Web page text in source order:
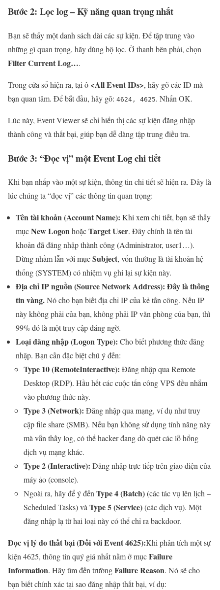
Bước 2: Lọc log – Kỹ năng quan trọng nhất
Bạn sẽ thấy một danh sách dài các sự kiện. Để tập trung vào
những gì quan trọng, hãy dùng bộ lọc. Ở thanh bên phải, chọn
Filter Current Log….
Trong cửa sổ hiện ra, tại ô <All Event IDs>, hãy gõ các ID mà
bạn quan tâm. Để bắt đầu, hãy gõ: 4624, 4625. Nhấn OK.
Lúc này, Event Viewer sẽ chỉ hiển thị các sự kiện đăng nhập
thành công và thất bại, giúp bạn dễ dàng tập trung điều tra.
Bước 3: “Đọc vị” một Event Log chi tiết
Khi bạn nhấp vào một sự kiện, thông tin chi tiết sẽ hiện ra. Đây là
lúc chúng ta “đọc vị” các thông tin quan trọng:
Tên tài khoản (Account Name): Khi xem chi tiết, bạn sẽ thấy
mụcNew LogonhoặcTarget User. Đây chính là tên tài
khoản đã đăng nhập thành công (Administrator, user1…).
Đừng nhầm lẫn với mụcSubject, vốn thường là tài khoản hệ
thống (SYSTEM) có nhiệm vụ ghi lại sự kiện này.
Địa chỉ IP nguồn (Source Network Address): Đây là thông
tin vàng.Nó cho bạn biết địa chỉ IP của kẻ tấn công. Nếu IP
này không phải của bạn, không phải IP văn phòng của bạn, thì
99% đó là một truy cập đáng ngờ.
Loại đăng nhập (Logon Type): Cho biết phương thức đăng
nhập. Bạn cần đặc biệt chú ý đến:
Type 10 (RemoteInteractive): Đăng nhập qua Remote
Desktop (RDP). Hầu hết các cuộc tấn công VPS đều nhắm
vào phương thức này.
Type 3 (Network): Đăng nhập qua mạng, ví dụ như truy
cập file share (SMB). Nếu bạn không sử dụng tính năng này
mà vẫn thấy log, có thể hacker đang dò quét các lỗ hổng
dịch vụ mạng khác.
Type 2 (Interactive): Đăng nhập trực tiếp trên giao diện của
máy ảo (console).
Ngoài ra, hãy để ý đếnType 4 (Batch)(các tác vụ lên lịch –
Scheduled Tasks) vàType 5 (Service)(các dịch vụ). Một
đăng nhập lạ từ hai loại này có thể chỉ ra backdoor.
Đọc vị lý do thất bại (Đối với Event 4625):Khi phân tích một sự
kiện 4625, thông tin quý giá nhất nằm ở mụcFailure
Information. Hãy tìm đến trườngFailure Reason. Nó sẽ cho
bạn biết chính xác tại sao đăng nhập thất bại, ví dụ: